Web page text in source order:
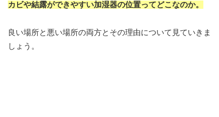
カビや結露ができやすい加湿器の位置ってどこなのか。
良い場所と悪い場所の両方とその理由について見ていきま
しょう。